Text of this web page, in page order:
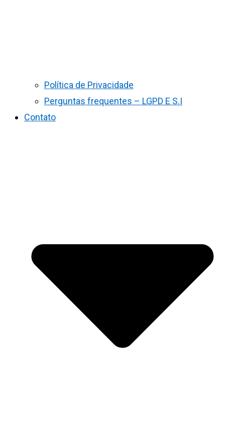
Política de Privacidade
Perguntas frequentes – LGPD E S.I
Contato